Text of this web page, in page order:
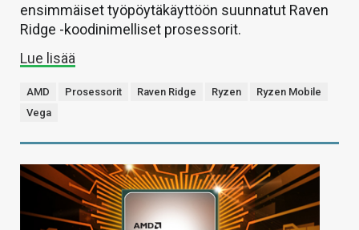
ensimmäiset työpöytäkäyttöön suunnatut Raven
Ridge -koodinimelliset prosessorit.
Lue lisää
AMD Prosessorit Raven Ridge Ryzen
Ryzen Mobile
Vega